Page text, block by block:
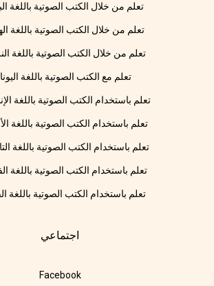
تعلم من خلال الكتب الصوتية باللغة
تعلم من خلال الكتب الصوتية باللغة
تعلم من خلال الكتب الصوتية باللغة
تعلم مع الكتب الصوتية باللغة
تعلم باستخدام الكتب الصوتية باللغة
تعلم باستخدام الكتب الصوتية باللغة
تعلم باستخدام الكتب الصوتية باللغة
تعلم باستخدام الكتب الصوتية باللغة
تعلم باستخدام الكتب الصوتية باللغة
اجتماعي
Facebook